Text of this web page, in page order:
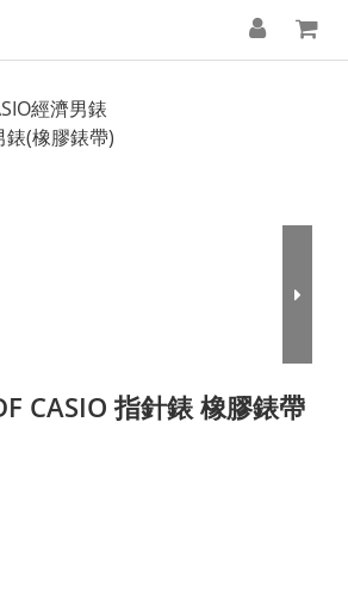
經濟男錶
錶(橡膠錶帶)
CASIO 指針錶 橡膠錶帶